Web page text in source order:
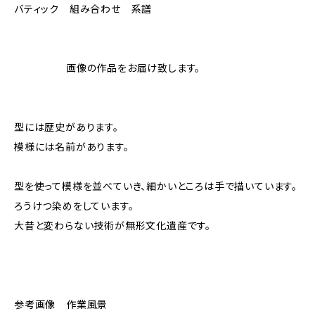
バティック 組み合わせ 系譜
画像の作品をお届け致します。
型には歴史があります。
模様には名前があります。
型を使って模様を並べていき、細かいところは手で描いています。
ろうけつ染めをしています。
大昔と変わらない技術が無形文化遺産です。
参考画像 作業風景